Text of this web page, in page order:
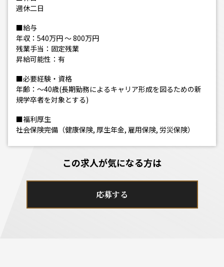
週休二日
■給与
年収：540万円 ～ 800万円
残業手当：固定残業
昇給可能性：有
■必要経験・資格
年齢：～40歳(長期勤務によるキャリア形成を図るための新
規学卒者を対象とする)
■福利厚生
社会保険完備（健康保険, 厚生年金, 雇用保険, 労災保険）
この求人が気になる方は
応募する